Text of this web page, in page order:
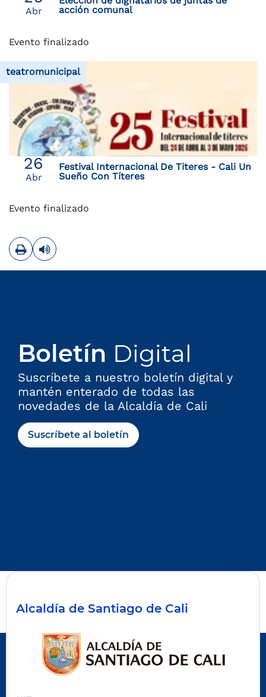
Abr
acción comunal
Evento finalizado
teatromunicipal
26
Abr
Festival Internacional De Titeres - Cali Un
Sueño Con Títeres
Evento finalizado
ImprimirLeer contenido
Boletín Digital
Suscríbete a nuestro boletín digital y
mantén enterado de todas las
novedades de la Alcaldía de Cali
Suscríbete al boletín
Alcaldía de Santiago de Cali